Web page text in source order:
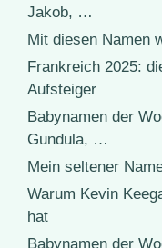
Jakob, …
Mit diesen Namen
Frankreich 2025:
Aufsteiger
Babynamen der
Gundula, …
Mein seltener
Warum Kevin
hat
Babynamen der